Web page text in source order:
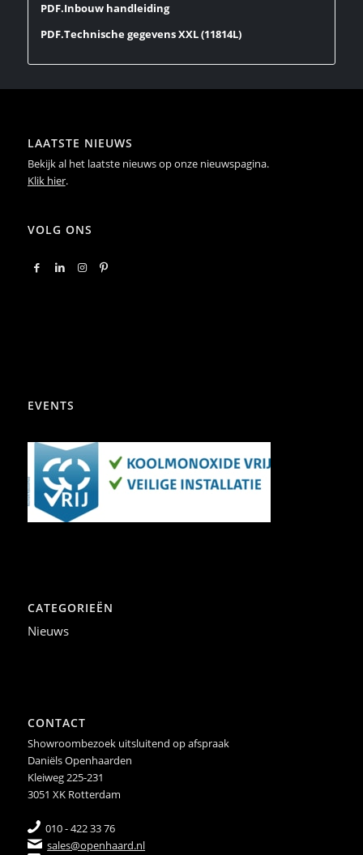
PDF.Inbouw handleiding
PDF.Technische gegevens XXL (11814L)
LAATSTE NIEUWS
Bekijk al het laatste nieuws op onze nieuwspagina.
Klik hier.
VOLG ONS
EVENTS
CATEGORIEËN
Nieuws
CONTACT
Showroombezoek uitsluitend op afspraak
Daniëls Openhaarden
Kleiweg 225-231
3051 XK Rotterdam
010 - 422 33 76
sales@openhaard.nl